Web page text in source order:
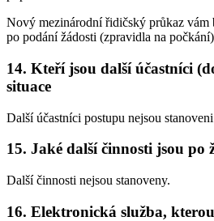
Nový mezinárodní řidičský průkaz vám
po podání žádosti (zpravidla na
14. Kteří jsou další účastníci
situace
Další účastníci postupu nejsou
15. Jaké další činnosti jsou po
Další činnosti nejsou stanoveny.
16. Elektronická služba,